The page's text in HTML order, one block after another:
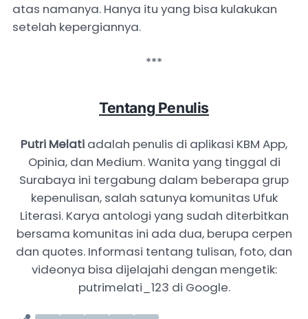
atas namanya. Hanya itu yang bisa kulakukan
setelah kepergiannya.
***
Tentang Penulis
Putri Melati adalah penulis di aplikasi KBM App,
Opinia, dan Medium. Wanita yang tinggal di
Surabaya ini tergabung dalam beberapa grup
kepenulisan, salah satunya komunitas Ufuk
Literasi. Karya antologi yang sudah diterbitkan
bersama komunitas ini ada dua, berupa cerpen
dan quotes. Informasi tentang tulisan, foto, dan
videonya bisa dijelajahi dengan mengetik:
putrimelati_123 di Google.